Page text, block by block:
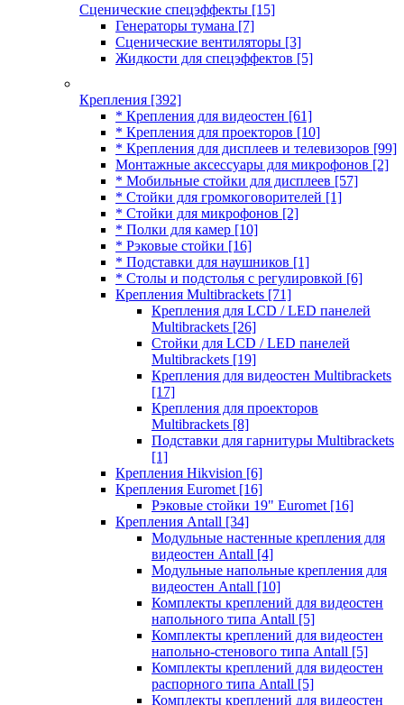
Сценические спецэффекты [15]
Генераторы тумана [7]
Сценические вентиляторы [3]
Жидкости для спецэффектов [5]
Крепления [392]
* Крепления для видеостен [61]
* Крепления для проекторов [10]
* Крепления для дисплеев и телевизоров [99]
Монтажные аксессуары для микрофонов [2]
* Мобильные стойки для дисплеев [57]
* Стойки для громкоговорителей [1]
* Стойки для микрофонов [2]
* Полки для камер [10]
* Рэковые стойки [16]
* Подставки для наушников [1]
* Столы и подстолья с регулировкой [6]
Крепления Multibrackets [71]
Крепления для LCD / LED панелей
Multibrackets [26]
Стойки для LCD / LED панелей
Multibrackets [19]
Крепления для видеостен Multibrackets
[17]
Крепления для проекторов
Multibrackets [8]
Подставки для гарнитуры Multibrackets
[1]
Крепления Hikvision [6]
Крепления Euromet [16]
Рэковые стойки 19" Euromet [16]
Крепления Antall [34]
Модульные настенные крепления для
видеостен Antall [4]
Модульные напольные крепления для
видеостен Antall [10]
Комплекты креплений для видеостен
напольного типа Antall [5]
Комплекты креплений для видеостен
напольно-стенового типа Antall [5]
Комплекты креплений для видеостен
распорного типа Antall [5]
Комплекты креплений для видеостен